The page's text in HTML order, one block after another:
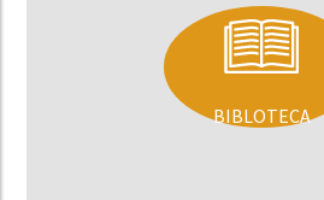
BIBLOTECA